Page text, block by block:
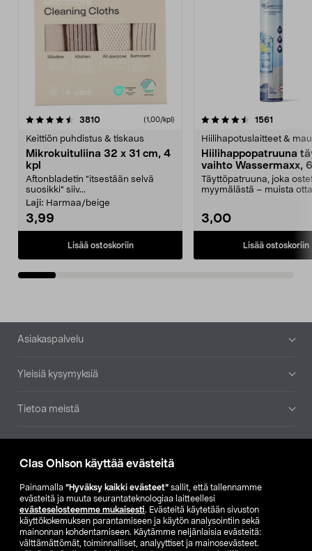
Clas Ohlson käyttää evästeitä
Painamalla ”Hyväksy kaikki evästeet” sallit, että tallennamme
evästeitä ja muuta seurantateknologiaa laitteellesi
evästeselosteemme mukaisesti. Evästeitä käytetään sivuston
käyttökokemuksen parantamiseen ja käytön analysointiin sekä
mainonnan kohdentamiseen. Käytämme neljänlaisia evästeitä:
välttämättömät, toiminnalliset, analyyttiset ja mainosevästeet.
3810arvostelut (1,00/kpl)
Keittiön puhdistus & tiskaus
Mikrokuituliina 32 x 31 cm, 4
kpl
Aftonbladetin "itsestään selvä
suosikki" siiv...
Laji: Harmaa/beige
3,99
Lisää ostoskoriin
4.5viidestä
1561
Hiilihapotuslaitteet &
Hiilihappopatruuna
vaihto Wassermaxx,
Täyttöpatruuna, joka
myymälästä – muista
3,00
Lisää ostoskoriin
4.5viidestä
Alatunniste
Asiakaspalvelu
Yleisiä kysymyksiä
Tietoa meistä
Etsi myymälä
SE NO FI